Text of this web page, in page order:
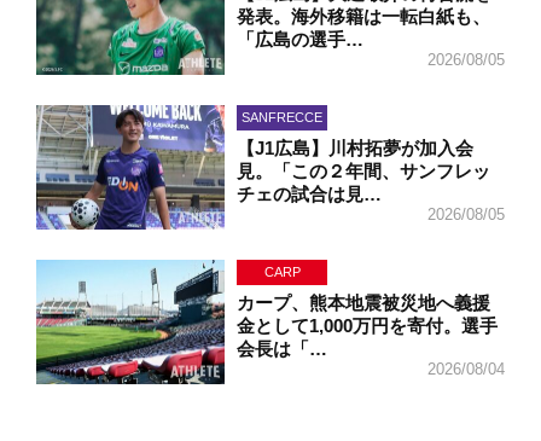
発表。海外移籍は一転白紙も、
「広島の選手…
2026/08/05
SANFRECCE
【J1広島】川村拓夢が加入会
見。「この２年間、サンフレッ
チェの試合は見…
2026/08/05
CARP
カープ、熊本地震被災地へ義援
金として1,000万円を寄付。選手
会長は「…
2026/08/04